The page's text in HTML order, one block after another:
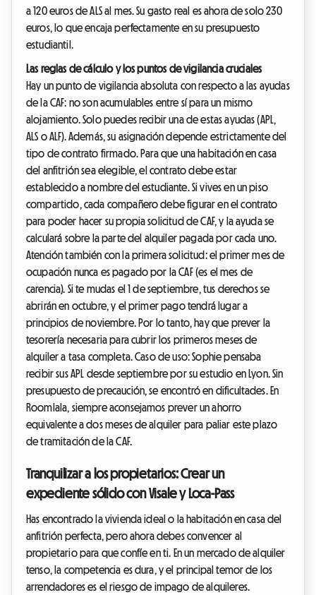
a 120 euros de ALS al mes. Su gasto real es ahora de solo 230
euros, lo que encaja perfectamente en su presupuesto
estudiantil.
Las reglas de cálculo y los puntos de vigilancia cruciales
Hay un punto de vigilancia absoluta con respecto a las ayudas
de la CAF: no son acumulables entre sí para un mismo
alojamiento. Solo puedes recibir una de estas ayudas (APL,
ALS o ALF). Además, su asignación depende estrictamente del
tipo de contrato firmado. Para que una habitación en casa
del anfitrión sea elegible, el contrato debe estar
establecido a nombre del estudiante. Si vives en un piso
compartido, cada compañero debe figurar en el contrato
para poder hacer su propia solicitud de CAF, y la ayuda se
calculará sobre la parte del alquiler pagada por cada uno.
Atención también con la primera solicitud: el primer mes de
ocupación nunca es pagado por la CAF (es el mes de
carencia). Si te mudas el 1 de septiembre, tus derechos se
abrirán en octubre, y el primer pago tendrá lugar a
principios de noviembre. Por lo tanto, hay que prever la
tesorería necesaria para cubrir los primeros meses de
alquiler a tasa completa. Caso de uso: Sophie pensaba
recibir sus APL desde septiembre por su estudio en Lyon. Sin
presupuesto de precaución, se encontró en dificultades. En
Roomlala, siempre aconsejamos prever un ahorro
equivalente a dos meses de alquiler para paliar este plazo
de tramitación de la CAF.
Tranquilizar a los propietarios: Crear un
expediente sólido con Visale y Loca-Pass
Has encontrado la vivienda ideal o la habitación en casa del
anfitrión perfecta, pero ahora debes convencer al
propietario para que confíe en ti. En un mercado de alquiler
tenso, la competencia es dura, y el principal temor de los
arrendadores es el riesgo de impago de alquileres.